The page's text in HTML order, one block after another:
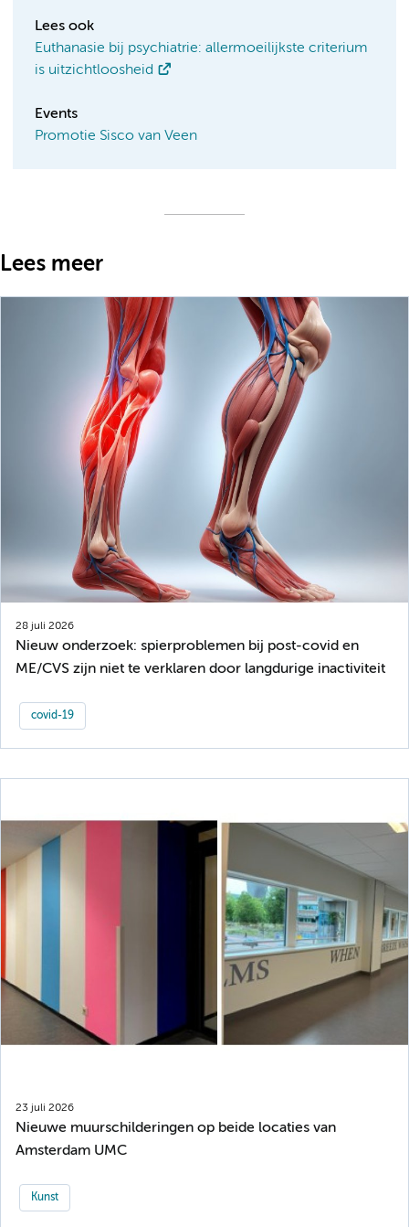
Lees ook
Euthanasie bij psychiatrie: allermoeilijkste criterium
is uitzichtloosheid
Events
Promotie Sisco van Veen
Lees meer
28 juli 2026
Nieuw onderzoek: spierproblemen bij post-covid en
ME/CVS zijn niet te verklaren door langdurige inactiviteit
covid-19
23 juli 2026
Nieuwe muurschilderingen op beide locaties van
Amsterdam UMC
Kunst